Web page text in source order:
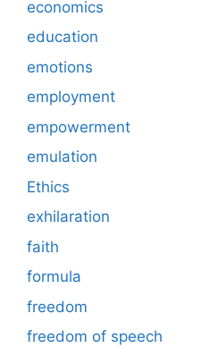
economics
education
emotions
employment
empowerment
emulation
Ethics
exhilaration
faith
formula
freedom
freedom of speech